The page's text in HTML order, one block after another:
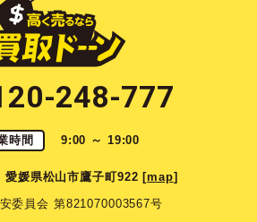
248-777
時間 9:00 ～ 19:00
愛媛県松山市鷹子町922 [map]
委員会 第821070003567号